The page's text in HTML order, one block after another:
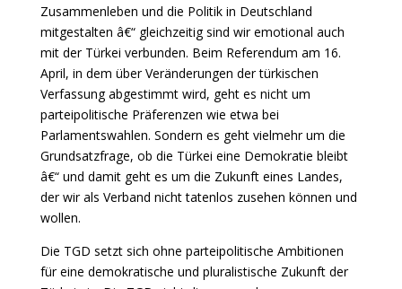
Zusammenleben und die Politik in Deutschland
mitgestalten â€“ gleichzeitig sind wir emotional auch
mit der Türkei verbunden. Beim Referendum am 16.
April, in dem über Veränderungen der türkischen
Verfassung abgestimmt wird, geht es nicht um
parteipolitische Präferenzen wie etwa bei
Parlamentswahlen. Sondern es geht vielmehr um die
Grundsatzfrage, ob die Türkei eine Demokratie bleibt
â€“ und damit geht es um die Zukunft eines Landes,
der wir als Verband nicht tatenlos zusehen können und
wollen.
Die TGD setzt sich ohne parteipolitische Ambitionen
für eine demokratische und pluralistische Zukunft der